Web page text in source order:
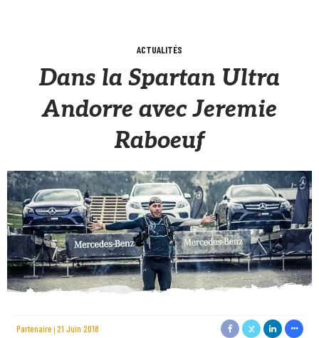
ACTUALITÉS
Dans la Spartan Ultra
Andorre avec Jeremie
Raboeuf
Partenaire 21 Juin 2018